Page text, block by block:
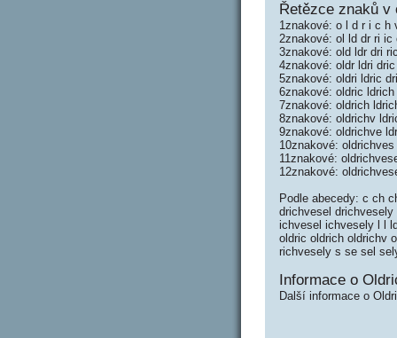
Řetězce znaků v
1znakové: o l d r i c h
2znakové: ol ld dr ri
3znakové: old ldr dri
4znakové: oldr ldri
5znakové: oldri ldric
6znakové: oldric
7znakové: oldrich
8znakové: oldrichv
9znakové: oldrichve
10znakové:
11znakové:
12znakové:
Podle abecedy: c ch
drichvesel
ichvesel ichvesely l l
oldric oldrich oldrichv
richvesely s se sel
Informace o
Další informace o